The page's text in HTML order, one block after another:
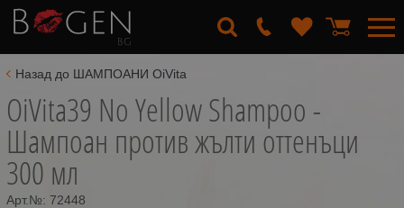
Назад до ШАМПОАНИ OiVita
OiVita39 No Yellow Shampoo -
Шампоан против жълти оттенъци
300 мл
Арт.№: 72448